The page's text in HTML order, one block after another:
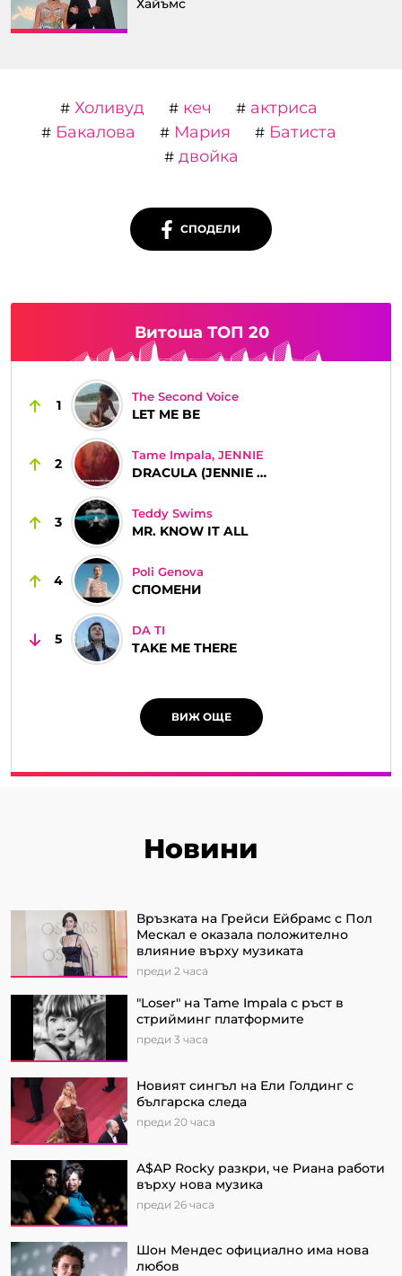
# Холивуд # кеч # актриса
# Бакалова # Мария # Батиста
#двойка
СПОДЕЛИ
Витоша ТОП 20
1
The Second Voice
LET ME BE
2
Tame Impala, JENNIE
DRACULA (JENNIE REMIX)
3
Teddy Swims
MR. KNOW IT ALL
4
Poli Genova
СПОМЕНИ
5
DA TI
TAKE ME THERE
ВИЖ ОЩЕ
Новини
Връзката на Грейси Ейбрамс с Пол
Мескал е оказала положително
влияние върху музиката
преди 2 часа
"Loser" на Tame Impala с ръст в
стрийминг платформите
преди 3 часа
Новият сингъл на Ели Голдинг с
българска следа
преди 20 часа
A$AP Rocky разкри, че Риана работи
върху нова музика
преди 26 часа
Шон Мендес официално има нова
любов